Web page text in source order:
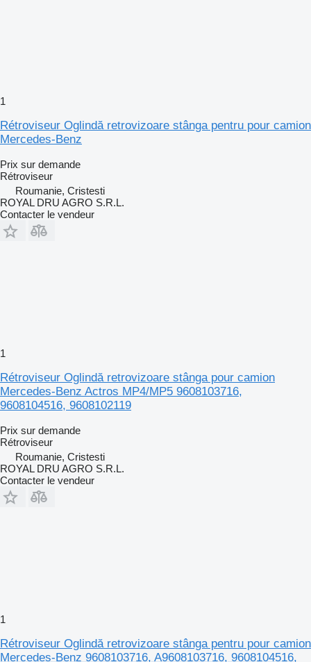
1
Rétroviseur Oglindă retrovizoare stânga pentru pour camion
Mercedes-Benz
Prix sur demande
Rétroviseur
Roumanie, Cristesti
ROYAL DRU AGRO S.R.L.
Contacter le vendeur
1
Rétroviseur Oglindă retrovizoare stânga pour camion
Mercedes-Benz Actros MP4/MP5 9608103716,
9608104516, 9608102119
Prix sur demande
Rétroviseur
Roumanie, Cristesti
ROYAL DRU AGRO S.R.L.
Contacter le vendeur
1
Rétroviseur Oglindă retrovizoare stânga pentru pour camion
Mercedes-Benz 9608103716, A9608103716, 9608104516,